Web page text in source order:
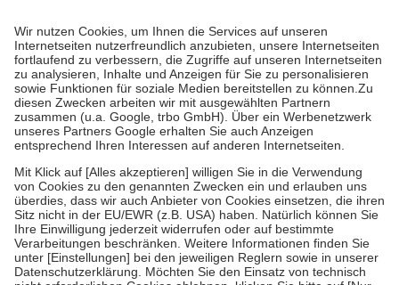
höchstens zehn Euro.
Es sind jedoch nie mehr als die tatsächlichen
Kosten der Leistung zu entrichten.
Diese Regeln gelten grundsätzlich auch für Online-Apotheken.
Bei Heilmitteln und häuslicher Krankenpflege beträgt die
Zuzahlung zehn Prozent der Kosten sowie zehn Euro je
Verordnung.
Um das Engagement der Versicherten für ihre eigene Gesundheit zu
stärken und die besondere Stellung der Familie zu unterstützen,
fallenkeine Zuzahlungenan bei:
• Kindern und Jugendlichen bis zum vollendeten 18. Lebensjahr
mit Ausnahme der Fahrkosten
• Untersuchungen zur Vorsorge und Früherkennung, die von der
GKV getragen werden
• empfohlenen Schutzimpfungen